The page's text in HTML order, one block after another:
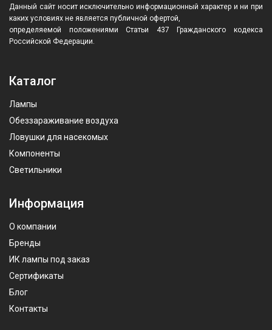
Данный сайт носит исключительно информационный характер и ни при
каких условиях не является публичной офертой,
определяемой положениями Статьи 437 Гражданского кодекса
Российской Федерации.
Каталог
Лампы
Обеззараживание воздуха
Ловушки для насекомых
Компоненты
Светильники
Информация
О компании
Бренды
ИК лампы под заказ
Сертификаты
Блог
Контакты